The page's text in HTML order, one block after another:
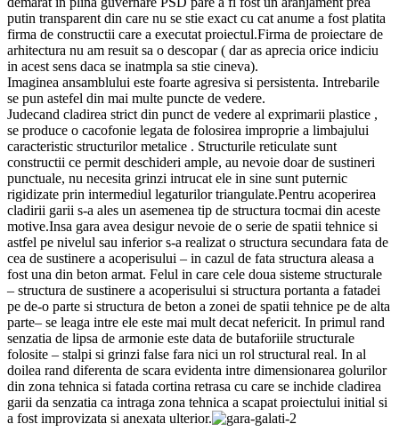
putin transparent din care nu se stie exact cu cat anume a fost platita
firma de constructii care a executat proiectul.Firma de proiectare de
arhitectura nu am resuit sa o descopar ( dar as aprecia orice indiciu
in acest sens daca se inatmpla sa stie cineva).
Imaginea ansamblului este foarte agresiva si persistenta. Intrebarile
se pun astefel din mai multe puncte de vedere.
Judecand cladirea strict din punct de vedere al exprimarii plastice ,
se produce o cacofonie legata de folosirea improprie a limbajului
caracteristic structurilor metalice . Structurile reticulate sunt
constructii ce permit deschideri ample, au nevoie doar de sustineri
punctuale, nu necesita grinzi intrucat ele in sine sunt puternic
rigidizate prin intermediul legaturilor triangulate.Pentru acoperirea
cladirii garii s-a ales un asemenea tip de structura tocmai din aceste
motive.Insa gara avea desigur nevoie de o serie de spatii tehnice si
astfel pe nivelul sau inferior s-a realizat o structura secundara fata de
cea de sustinere a acoperisului – in cazul de fata structura aleasa a
fost una din beton armat. Felul in care cele doua sisteme structurale
– structura de sustinere a acoperisului si structura portanta a fatadei
pe de-o parte si structura de beton a zonei de spatii tehnice pe de alta
parte– se leaga intre ele este mai mult decat nefericit. In primul rand
senzatia de lipsa de armonie este data de butaforiile structurale
folosite – stalpi si grinzi false fara nici un rol structural real. In al
doilea rand diferenta de scara evidenta intre dimensionarea golurilor
din zona tehnica si fatada cortina retrasa cu care se inchide cladirea
garii da senzatia ca intraga zona tehnica a scapat proiectului initial si
a fost improvizata si anexata ulterior.